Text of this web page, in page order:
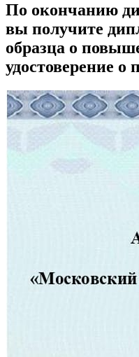
По окончанию
вы получите
образца о
удостоверение о